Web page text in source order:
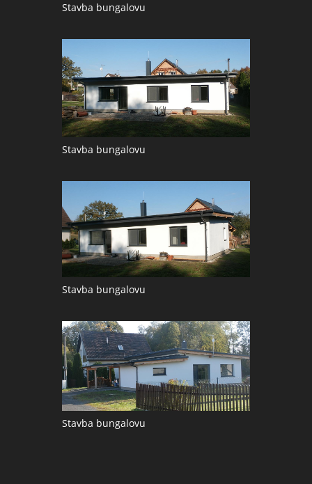
Stavba bungalovu
Stavba bungalovu
Stavba bungalovu
Stavba bungalovu